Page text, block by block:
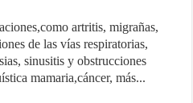
artritis, migrañas,
de las vías respiratorias,
sinusitis y obstrucciones
mamaria,cáncer, más...